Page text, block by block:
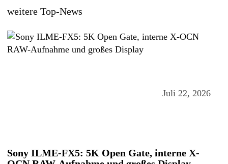
weitere Top-News
Juli 22, 2026
Sony ILME-FX5: 5K Open Gate, interne X-